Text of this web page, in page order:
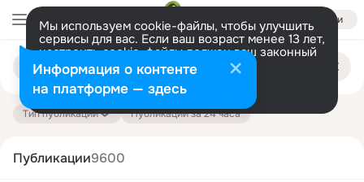
Войти
Мы используем cookie-файлы, чтобы улучшить
сервисы для вас. Если ваш возраст менее 13 лет,
настроить cookie-файлы должен ваш законный
представитель. Больше информации
Разрешить все Настроить
Поиск
публикациям
Тип публикации Публикации за 24 часа
Публикации9600
Информация о контенте
на платформе — здесь